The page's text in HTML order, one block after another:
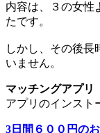
内容は、３の女性
たです。
しかし、その後長
いません。
マッチングアプリ
アプリのインスト
3日間６００円の